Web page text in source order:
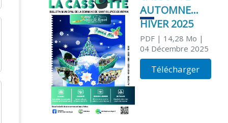
AUTOMNE
HIVER 2025
PDF| 14,28 Mo |
04 Décembre 2025
Télécharger